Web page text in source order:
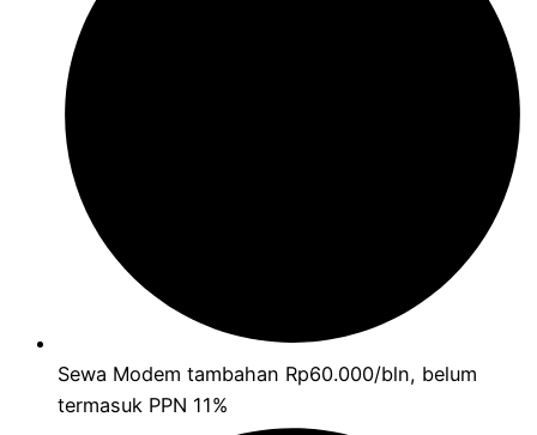
Sewa Modem tambahan Rp60.000/bln, belum
termasuk PPN 11%